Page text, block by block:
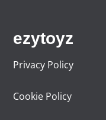
ezytoyz
Privacy Policy
Cookie Policy